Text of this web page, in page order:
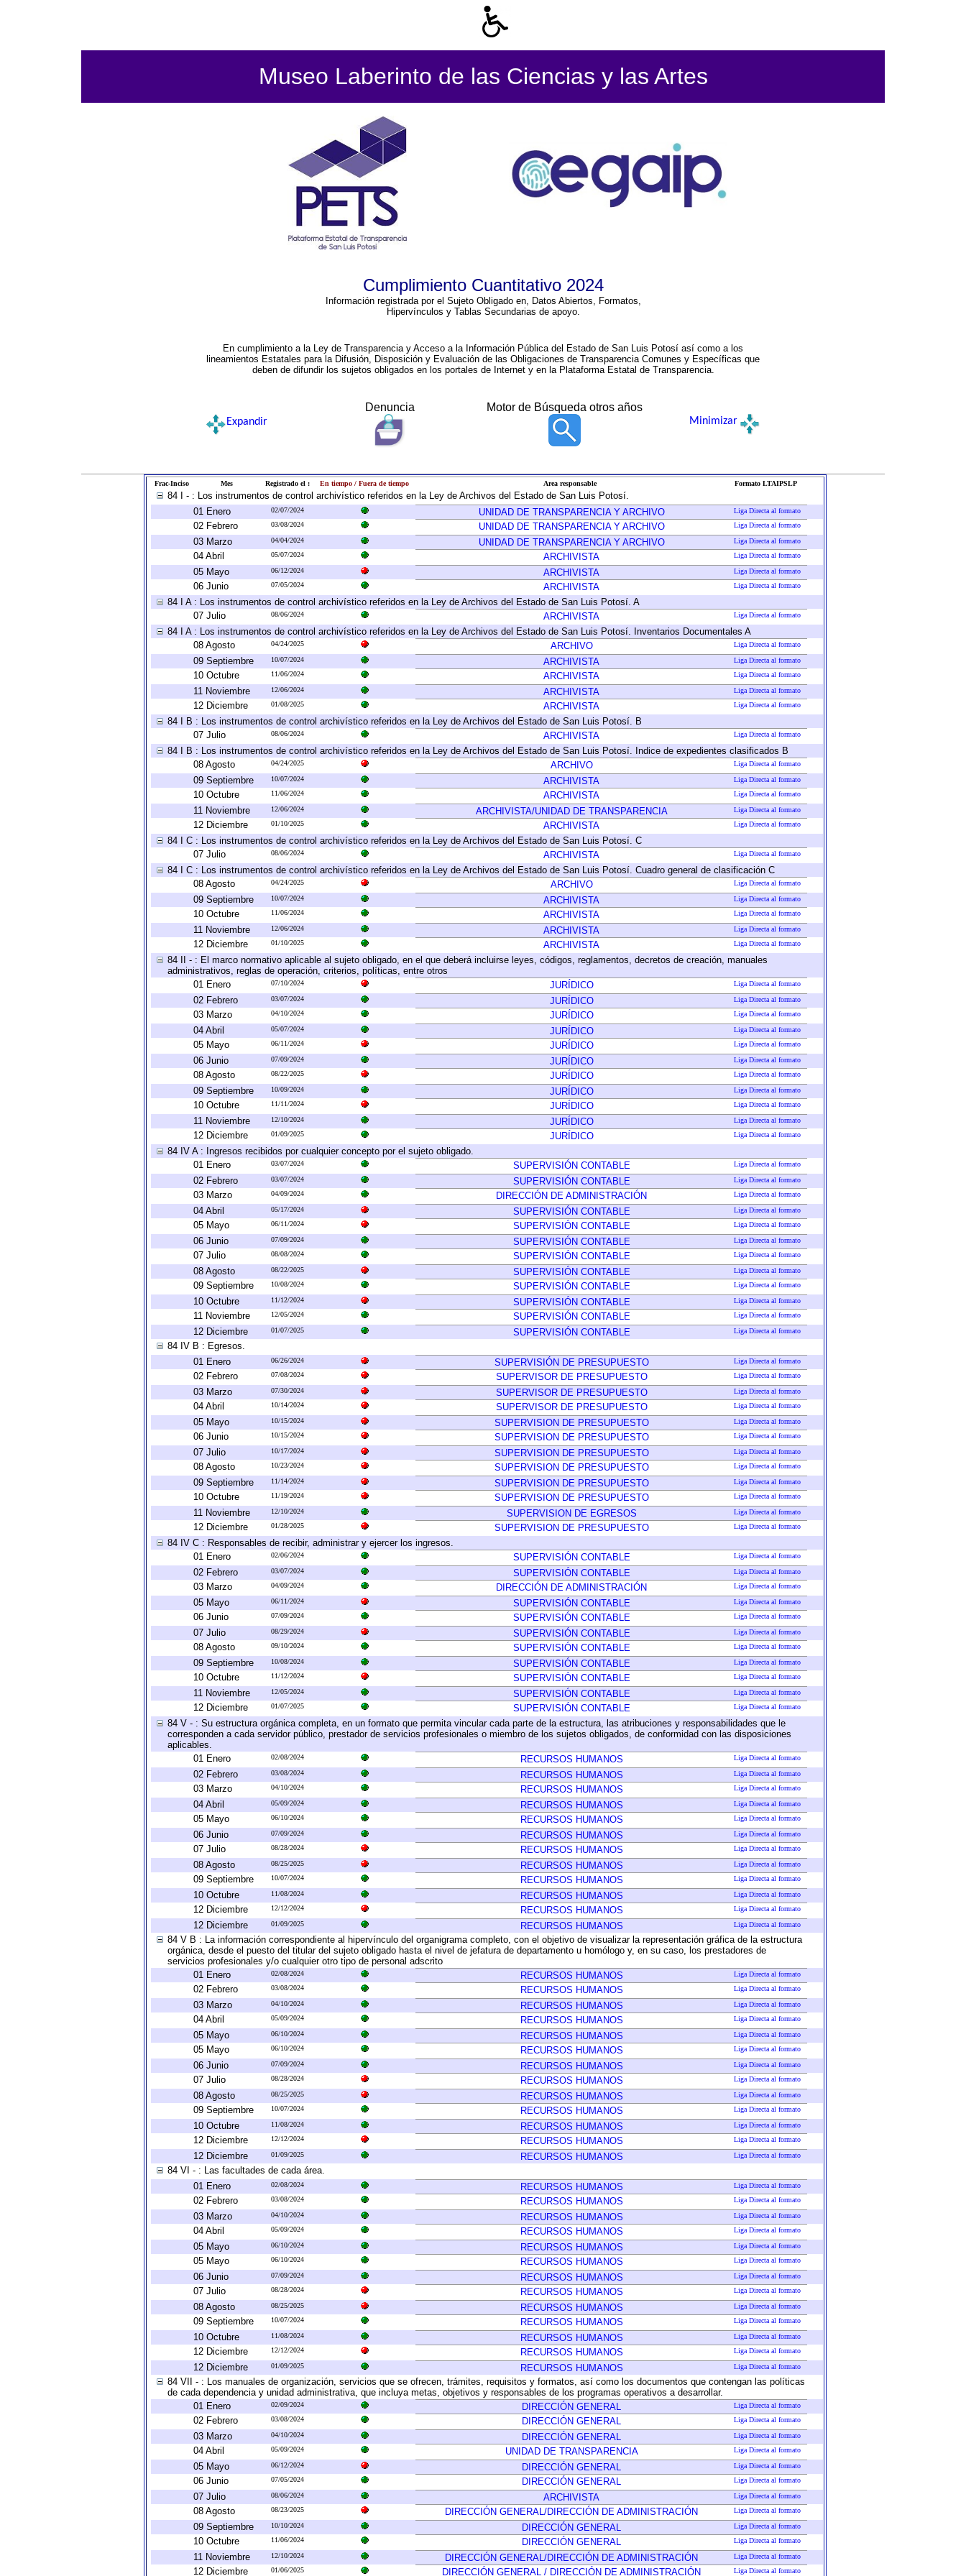
Museo Laberinto de las Ciencias y las Artes
Cumplimiento Cuantitativo 2024
Información registrada por el Sujeto Obligado en, Datos Abiertos, Formatos,
Hipervínculos y Tablas Secundarias de apoyo.
En cumplimiento a la Ley de Transparencia y Acceso a la Información Pública del Estado de San Luis Potosí así como a los
lineamientos Estatales para la Difusión, Disposición y Evaluación de las Obligaciones de Transparencia Comunes y Específicas que
deben de difundir los sujetos obligados en los portales de Internet y en la Plataforma Estatal de Transparencia.
Denuncia Motor de Búsqueda otros años
Expandir Minimizar
Frac-Inciso Mes Registrado el : En tiempo / Fuera de tiempo Area responsable Formato LTAIPSLP
84 I - : Los instrumentos de control archivístico referidos en la Ley de Archivos del Estado de San Luis Potosí.
01 Enero
02/07/2024 UNIDAD DE TRANSPARENCIA Y ARCHIVO Liga Directa al formato
02 Febrero 03/08/2024 UNIDAD DE TRANSPARENCIA Y ARCHIVO Liga Directa al formato
03 Marzo 04/04/2024 UNIDAD DE TRANSPARENCIA Y ARCHIVO Liga Directa al formato
04 Abril 05/07/2024 ARCHIVISTA Liga Directa al formato
05 Mayo 06/12/2024 ARCHIVISTA Liga Directa al formato
06 Junio 07/05/2024 ARCHIVISTA Liga Directa al formato
84 I A : Los instrumentos de control archivístico referidos en la Ley de Archivos del Estado de San Luis Potosí. A
07 Julio
08/06/2024 ARCHIVISTA Liga Directa al formato
84 I A : Los instrumentos de control archivístico referidos en la Ley de Archivos del Estado de San Luis Potosí. Inventarios Documentales A
08 Agosto
04/24/2025 ARCHIVO Liga Directa al formato
09 Septiembre 10/07/2024 ARCHIVISTA Liga Directa al formato
10 Octubre 11/06/2024 ARCHIVISTA Liga Directa al formato
11 Noviembre 12/06/2024 ARCHIVISTA Liga Directa al formato
12 Diciembre 01/08/2025 ARCHIVISTA Liga Directa al formato
84 I B : Los instrumentos de control archivístico referidos en la Ley de Archivos del Estado de San Luis Potosí. B
07 Julio
08/06/2024 ARCHIVISTA Liga Directa al formato
84 I B : Los instrumentos de control archivístico referidos en la Ley de Archivos del Estado de San Luis Potosí. Indice de expedientes clasificados B
08 Agosto
04/24/2025 ARCHIVO Liga Directa al formato
09 Septiembre 10/07/2024 ARCHIVISTA Liga Directa al formato
10 Octubre 11/06/2024 ARCHIVISTA Liga Directa al formato
11 Noviembre 12/06/2024 ARCHIVISTA/UNIDAD DE TRANSPARENCIA Liga Directa al formato
12 Diciembre 01/10/2025 ARCHIVISTA Liga Directa al formato
84 I C : Los instrumentos de control archivístico referidos en la Ley de Archivos del Estado de San Luis Potosí. C
07 Julio
08/06/2024 ARCHIVISTA Liga Directa al formato
84 I C : Los instrumentos de control archivístico referidos en la Ley de Archivos del Estado de San Luis Potosí. Cuadro general de clasificación C
08 Agosto
04/24/2025 ARCHIVO Liga Directa al formato
09 Septiembre 10/07/2024 ARCHIVISTA Liga Directa al formato
10 Octubre 11/06/2024 ARCHIVISTA Liga Directa al formato
11 Noviembre 12/06/2024 ARCHIVISTA Liga Directa al formato
12 Diciembre 01/10/2025 ARCHIVISTA Liga Directa al formato
84 II - : El marco normativo aplicable al sujeto obligado, en el que deberá incluirse leyes, códigos, reglamentos, decretos de creación, manuales
administrativos, reglas de operación, criterios, políticas, entre otros
01 Enero
07/10/2024 JURÍDICO Liga Directa al formato
02 Febrero 03/07/2024 JURÍDICO Liga Directa al formato
03 Marzo 04/10/2024 JURÍDICO Liga Directa al formato
04 Abril 05/07/2024 JURÍDICO Liga Directa al formato
05 Mayo 06/11/2024 JURÍDICO Liga Directa al formato
06 Junio 07/09/2024 JURÍDICO Liga Directa al formato
08 Agosto 08/22/2025 JURÍDICO Liga Directa al formato
09 Septiembre 10/09/2024 JURÍDICO Liga Directa al formato
10 Octubre 11/11/2024 JURÍDICO Liga Directa al formato
11 Noviembre 12/10/2024 JURÍDICO Liga Directa al formato
12 Diciembre 01/09/2025 JURÍDICO Liga Directa al formato
84 IV A : Ingresos recibidos por cualquier concepto por el sujeto obligado.
01 Enero
03/07/2024 SUPERVISIÓN CONTABLE Liga Directa al formato
02 Febrero 03/07/2024 SUPERVISIÓN CONTABLE Liga Directa al formato
03 Marzo 04/09/2024 DIRECCIÓN DE ADMINISTRACIÓN Liga Directa al formato
04 Abril 05/17/2024 SUPERVISIÓN CONTABLE Liga Directa al formato
05 Mayo 06/11/2024 SUPERVISIÓN CONTABLE Liga Directa al formato
06 Junio 07/09/2024 SUPERVISIÓN CONTABLE Liga Directa al formato
07 Julio 08/08/2024 SUPERVISIÓN CONTABLE Liga Directa al formato
08 Agosto 08/22/2025 SUPERVISIÓN CONTABLE Liga Directa al formato
09 Septiembre 10/08/2024 SUPERVISIÓN CONTABLE Liga Directa al formato
10 Octubre 11/12/2024 SUPERVISIÓN CONTABLE Liga Directa al formato
11 Noviembre 12/05/2024 SUPERVISIÓN CONTABLE Liga Directa al formato
12 Diciembre 01/07/2025 SUPERVISIÓN CONTABLE Liga Directa al formato
84 IV B : Egresos.
01 Enero
06/26/2024 SUPERVISIÓN DE PRESUPUESTO Liga Directa al formato
02 Febrero 07/08/2024 SUPERVISOR DE PRESUPUESTO Liga Directa al formato
03 Marzo 07/30/2024 SUPERVISOR DE PRESUPUESTO Liga Directa al formato
04 Abril 10/14/2024 SUPERVISOR DE PRESUPUESTO Liga Directa al formato
05 Mayo 10/15/2024 SUPERVISION DE PRESUPUESTO Liga Directa al formato
06 Junio 10/15/2024 SUPERVISION DE PRESUPUESTO Liga Directa al formato
07 Julio 10/17/2024 SUPERVISION DE PRESUPUESTO Liga Directa al formato
08 Agosto 10/23/2024 SUPERVISION DE PRESUPUESTO Liga Directa al formato
09 Septiembre 11/14/2024 SUPERVISION DE PRESUPUESTO Liga Directa al formato
10 Octubre 11/19/2024 SUPERVISION DE PRESUPUESTO Liga Directa al formato
11 Noviembre 12/10/2024 SUPERVISION DE EGRESOS Liga Directa al formato
12 Diciembre 01/28/2025 SUPERVISION DE PRESUPUESTO Liga Directa al formato
84 IV C : Responsables de recibir, administrar y ejercer los ingresos.
01 Enero
02/06/2024 SUPERVISIÓN CONTABLE Liga Directa al formato
02 Febrero 03/07/2024 SUPERVISIÓN CONTABLE Liga Directa al formato
03 Marzo 04/09/2024 DIRECCIÓN DE ADMINISTRACIÓN Liga Directa al formato
05 Mayo 06/11/2024 SUPERVISIÓN CONTABLE Liga Directa al formato
06 Junio 07/09/2024 SUPERVISIÓN CONTABLE Liga Directa al formato
07 Julio 08/29/2024 SUPERVISIÓN CONTABLE Liga Directa al formato
08 Agosto 09/10/2024 SUPERVISIÓN CONTABLE Liga Directa al formato
09 Septiembre 10/08/2024 SUPERVISIÓN CONTABLE Liga Directa al formato
10 Octubre 11/12/2024 SUPERVISIÓN CONTABLE Liga Directa al formato
11 Noviembre 12/05/2024 SUPERVISIÓN CONTABLE Liga Directa al formato
12 Diciembre 01/07/2025 SUPERVISIÓN CONTABLE Liga Directa al formato
84 V - : Su estructura orgánica completa, en un formato que permita vincular cada parte de la estructura, las atribuciones y responsabilidades que le
corresponden a cada servidor público, prestador de servicios profesionales o miembro de los sujetos obligados, de conformidad con las disposiciones
aplicables.
01 Enero
02/08/2024 RECURSOS HUMANOS Liga Directa al formato
02 Febrero 03/08/2024 RECURSOS HUMANOS Liga Directa al formato
03 Marzo 04/10/2024 RECURSOS HUMANOS Liga Directa al formato
04 Abril 05/09/2024 RECURSOS HUMANOS Liga Directa al formato
05 Mayo 06/10/2024 RECURSOS HUMANOS Liga Directa al formato
06 Junio 07/09/2024 RECURSOS HUMANOS Liga Directa al formato
07 Julio 08/28/2024 RECURSOS HUMANOS Liga Directa al formato
08 Agosto 08/25/2025 RECURSOS HUMANOS Liga Directa al formato
09 Septiembre 10/07/2024 RECURSOS HUMANOS Liga Directa al formato
10 Octubre 11/08/2024 RECURSOS HUMANOS Liga Directa al formato
12 Diciembre 12/12/2024 RECURSOS HUMANOS Liga Directa al formato
12 Diciembre 01/09/2025 RECURSOS HUMANOS Liga Directa al formato
84 V B : La información correspondiente al hipervínculo del organigrama completo, con el objetivo de visualizar la representación gráfica de la estructura
orgánica, desde el puesto del titular del sujeto obligado hasta el nivel de jefatura de departamento u homólogo y, en su caso, los prestadores de
servicios profesionales y/o cualquier otro tipo de personal adscrito
01 Enero
02/08/2024 RECURSOS HUMANOS Liga Directa al formato
02 Febrero 03/08/2024 RECURSOS HUMANOS Liga Directa al formato
03 Marzo 04/10/2024 RECURSOS HUMANOS Liga Directa al formato
04 Abril 05/09/2024 RECURSOS HUMANOS Liga Directa al formato
05 Mayo 06/10/2024 RECURSOS HUMANOS Liga Directa al formato
05 Mayo 06/10/2024 RECURSOS HUMANOS Liga Directa al formato
06 Junio 07/09/2024 RECURSOS HUMANOS Liga Directa al formato
07 Julio 08/28/2024 RECURSOS HUMANOS Liga Directa al formato
08 Agosto 08/25/2025 RECURSOS HUMANOS Liga Directa al formato
09 Septiembre 10/07/2024 RECURSOS HUMANOS Liga Directa al formato
10 Octubre 11/08/2024 RECURSOS HUMANOS Liga Directa al formato
12 Diciembre 12/12/2024 RECURSOS HUMANOS Liga Directa al formato
12 Diciembre 01/09/2025 RECURSOS HUMANOS Liga Directa al formato
84 VI - : Las facultades de cada área.
01 Enero
02/08/2024 RECURSOS HUMANOS Liga Directa al formato
02 Febrero 03/08/2024 RECURSOS HUMANOS Liga Directa al formato
03 Marzo 04/10/2024 RECURSOS HUMANOS Liga Directa al formato
04 Abril 05/09/2024 RECURSOS HUMANOS Liga Directa al formato
05 Mayo 06/10/2024 RECURSOS HUMANOS Liga Directa al formato
05 Mayo 06/10/2024 RECURSOS HUMANOS Liga Directa al formato
06 Junio 07/09/2024 RECURSOS HUMANOS Liga Directa al formato
07 Julio 08/28/2024 RECURSOS HUMANOS Liga Directa al formato
08 Agosto 08/25/2025 RECURSOS HUMANOS Liga Directa al formato
09 Septiembre 10/07/2024 RECURSOS HUMANOS Liga Directa al formato
10 Octubre 11/08/2024 RECURSOS HUMANOS Liga Directa al formato
12 Diciembre 12/12/2024 RECURSOS HUMANOS Liga Directa al formato
12 Diciembre 01/09/2025 RECURSOS HUMANOS Liga Directa al formato
84 VII - : Los manuales de organización, servicios que se ofrecen, trámites, requisitos y formatos, así como los documentos que contengan las políticas
de cada dependencia y unidad administrativa, que incluya metas, objetivos y responsables de los programas operativos a desarrollar.
01 Enero
02/09/2024 DIRECCIÓN GENERAL Liga Directa al formato
02 Febrero 03/08/2024 DIRECCIÓN GENERAL Liga Directa al formato
03 Marzo 04/10/2024 DIRECCIÓN GENERAL Liga Directa al formato
04 Abril 05/09/2024 UNIDAD DE TRANSPARENCIA Liga Directa al formato
05 Mayo 06/12/2024 DIRECCIÓN GENERAL Liga Directa al formato
06 Junio 07/05/2024 DIRECCIÓN GENERAL Liga Directa al formato
07 Julio 08/06/2024 ARCHIVISTA Liga Directa al formato
08 Agosto 08/23/2025 DIRECCIÓN GENERAL/DIRECCIÓN DE ADMINISTRACIÓN Liga Directa al formato
09 Septiembre 10/10/2024 DIRECCIÓN GENERAL Liga Directa al formato
10 Octubre 11/06/2024 DIRECCIÓN GENERAL Liga Directa al formato
11 Noviembre 12/10/2024 DIRECCIÓN GENERAL/DIRECCIÓN DE ADMINISTRACIÓN Liga Directa al formato
12 Diciembre 01/06/2025 DIRECCIÓN GENERAL / DIRECCIÓN DE ADMINISTRACIÓN Liga Directa al formato